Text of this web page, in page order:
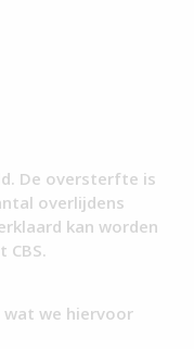
De oversterfte is
overlijdens
kan worden
CBS.
wat we hiervoor